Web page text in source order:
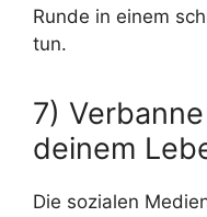
Runde in einem
tun.
7)
deinem
Die sozialen